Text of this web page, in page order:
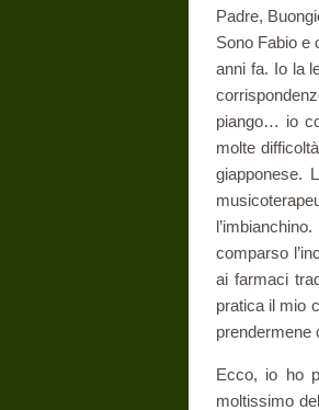
Padre,
Sono Fabio e
anni fa. Io la
piango… io
molte
giapponese.
comparso
ai farmaci
pratica il mio
prendermene
Ecco, io ho
moltissimo